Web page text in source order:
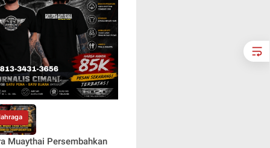
Muaythai Persembahkan